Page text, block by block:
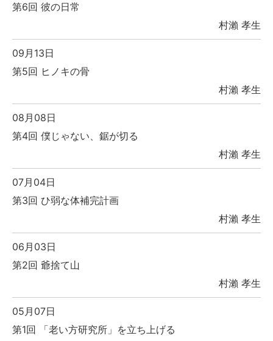
第6回 彼の日常
村瀨 孝生
09月13日
第5回 ヒノキの骨
村瀨 孝生
08月08日
第4回 僕じゃない、鋸が切る
村瀨 孝生
07月04日
第3回 ひ弱な体補完計画
村瀨 孝生
06月03日
第2回 爺捨て山
村瀨 孝生
05月07日
第1回 「老い方研究所」を立ち上げる